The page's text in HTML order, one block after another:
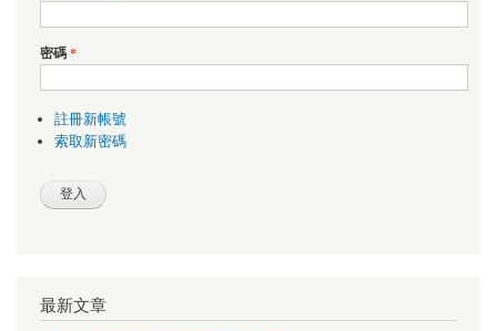
密碼*
註冊新帳號
索取新密碼
最新文章